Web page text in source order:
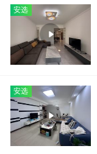
安选
安选